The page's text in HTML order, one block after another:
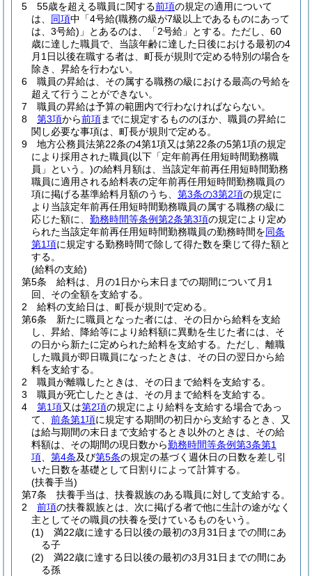
5
55歳を超える職員に関する前項の規定の適用について
は、 同項中「4号給(職務の級が7級以上であるものにあって
は、3号給) 」とあるのは、「2号給」とする。 ただし、60
歳に達した職員で、当該年齢に達した日後における最初の4
月1日以後在職する者は、町長が規則で定める特別の場合を
除き、昇給を行わない。
6
職員の昇給は、その属する職務の級における最高の号給を
超えて行うことができない。
7
職員の昇給は予算の範囲内で行わなければならない。
8
第3項から前項までに規定するもののほか、職員の昇給に
関し必要な事項は、町長が規則で定める。
9
地方公務員法第22条の4第1項又は第22条の5第1項の規定
により採用された職員(以下「定年前再任用短時間勤務職
員」という。)の給料月額は、当該定年前再任用短時間勤務
職員に適用される給料表の定年前再任用短時間勤務職員の
項に掲げる基準給料月額のうち、 第3条の3第2項の規定に
より当該定年前再任用短時間勤務職員の属する職務の級に
応じた額に、 勤務時間等条例第2条第3項の規定により定め
られた当該定年前再任用短時間勤務職員の勤務時間を同条
第1項に規定する勤務時間で除して得た数を乗じて得た額と
する。
(給料の支給)
第5条
給料は、月の1日から末日までの期間について月1
回、その全額を支給する。
2
給料の支給日は、町長が規則で定める。
第6条
新たに職員となった者には、その日から給料を支給
し、昇給、降給等により給料額に異動を生じた者には、そ
の日から新たに定められた給料を支給する。 ただし、離職
した職員が即日職員になったときは、その日の翌日から給
料を支給する。
2
職員が離職したときは、その日まで給料を支給する。
3
職員が死亡したときは、その月まで給料を支給する。
4
第1項又は第2項の規定により給料を支給する場合であっ
て、 前条第1項に規定する期間の初日から支給するとき、又
は給与期間の末日まで支給するとき以外のときは、その給
料額は、その期間の現日数から勤務時間等条例第3条第1
項
第4条及び第5条の規定の基づく週休日の日数を差し引
いた日数を基礎として日割りによって計算する。
(扶養手当)
第7条
扶養手当は、扶養親族のある職員に対して支給する。
2
前項の扶養親族とは、次に掲げる者で他に生計の途がなく
主としてその職員の扶養を受けているものをいう。
(1)
満22歳に達する日以後の最初の3月31日までの間にあ
る子
(2)
満22歳に達する日以後の最初の3月31日までの間にあ
る孫